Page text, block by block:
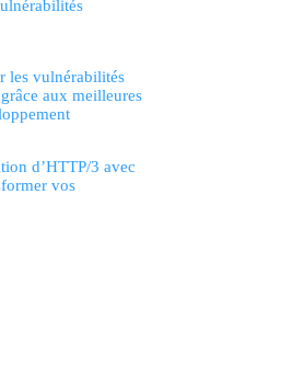
les vulnérabilités
aux meilleures
d’HTTP/3 avec
vos